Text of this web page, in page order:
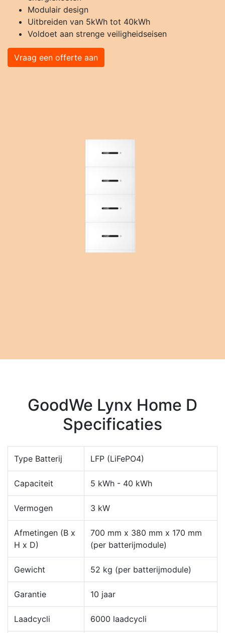
Modulair design
Uitbreiden van 5kWh tot 40kWh
Voldoet aan strenge veiligheidseisen
Vraag een offerte aan
GoodWe Lynx Home D
Specificaties
Type Batterij LFP (LiFePO4)
Capaciteit 5 kWh - 40 kWh
Vermogen 3 kW
Afmetingen (B x
H x D)
700 mm x 380 mm x 170 mm
(per batterijmodule)
Gewicht 52 kg (per batterijmodule)
Garantie 10 jaar
Laadcycli 6000 laadcycli